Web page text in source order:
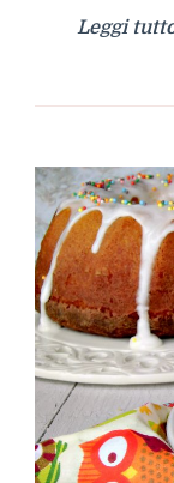
Leggi